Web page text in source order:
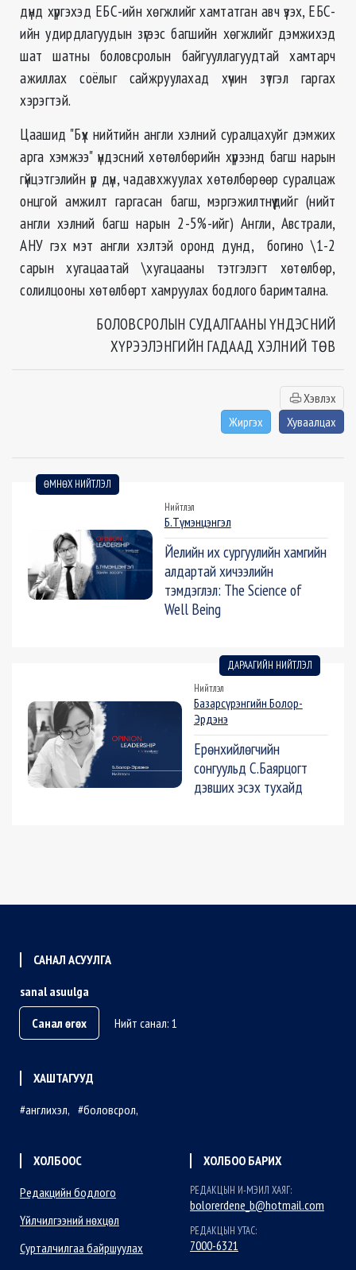
дүнд хүргэхэд ЕБС-ийн хөгжлийг хамтатган авч үзэх, ЕБС-
ийн удирдлагуудын зүгээс багшийн хөгжлийг дэмжихэд
шат шатны боловсролын байгууллагуудтай хамтарч
ажиллах соёлыг сайжруулахад хүчин зүтгэл гаргах
хэрэгтэй.
Цаашид "Бүх нийтийн англи хэлний суралцахуйг дэмжих
арга хэмжээ" үндэсний хөтөлбөрийн хүрээнд багш нарын
гүйцэтгэлийн үр дүн, чадавхжуулах хөтөлбөрөөр суралцаж
онцгой амжилт гаргасан багш, мэргэжилтнүүдийг (нийт
англи хэлний багш нарын 2-5%-ийг) Англи, Австрали,
АНУ гэх мэт англи хэлтэй оронд дунд, богино \1-2
сарын хугацаатай \хугацааны тэтгэлэгт хөтөлбөр,
солилцооны хөтөлбөрт хамруулах бодлого баримтална.
БОЛОВСРОЛЫН СУДАЛГААНЫ ҮНДЭСНИЙ
ХҮРЭЭЛЭНГИЙН ГАДААД ХЭЛНИЙ ТӨВ
Хэвлэх
Жиргэх
Хуваалцах
ӨМНӨХ НИЙТЛЭЛ
Нийтлэл
Б.Түмэнцэнгэл
Йелийн их сургуулийн хамгийн
алдартай хичээлийн
тэмдэглэл: The Science of
Well Being
ДАРААГИЙН НИЙТЛЭЛ
Нийтлэл
Базарсүрэнгийн Болор-
Эрдэнэ
Ерөнхийлөгчийн
сонгуульд С.Баярцогт
дэвших эсэх тухайд
САНАЛ АСУУЛГА
sanal asuulga
Санал өгөх
Нийт санал: 1
ХАШТАГУУД
англихэл
боловсрол
ХОЛБООС
Редакцийн бодлого
Үйлчилгээний нөхцөл
Сурталчилгаа байршуулах
ХОЛБОО БАРИХ
РЕДАКЦЫН И-МЭИЛ ХАЯГ:
bolorerdene_b@hotmail.com
РЕДАКЦЫН УТАС:
7000-6321